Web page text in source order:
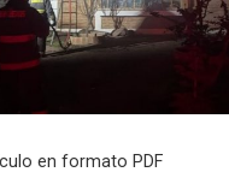
en formato PDF